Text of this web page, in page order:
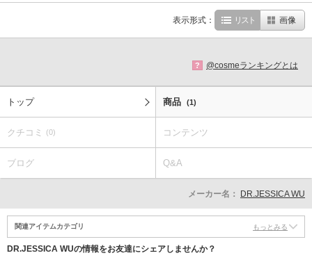
表示形式： リスト 画像
? @cosmeランキングとは
トップ 商品 (1)
クチコミ (0) コンテンツ
ブログ Q&A
メーカー名： DR.JESSICA WU
関連アイテムカテゴリ もっとみる
DR.JESSICA WUの情報をお友達にシェアしませんか？